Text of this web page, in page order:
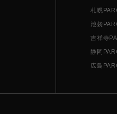
札幌
池袋
吉祥寺
静岡
広島